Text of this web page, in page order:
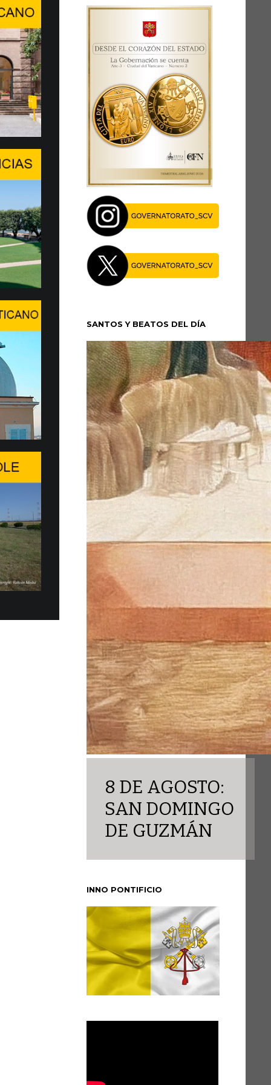
conversación de alto ni…
A LA PERSONA HUMANA EN
INTELIGENCIA ARTIFICIAL
Center Stage del Palexpo, el miércoles
de julio...
del Papa en el Foro de l…
UN MOMENTO DECISIVO
asegura la presencia de la Santa Sede y
diálogo, especialmente en este momento
de julio, el Papa León …
Apostólico de Castel Gandolfo para
en Ginebra el WSIS Forum
en Ginebra la edición 2026 del WSIS
cita multilateral de las Naciones Unidas
sociedad de la información, promovida...
de entrega de 20 Fiat Top…
MÁS SOSTENIBLE
eléctricos Fiat Topolino fueron
en la mañana del martes 30 de
del Estado...
SANTOS Y BEATOS DEL DÍA
8 DE AGOSTO:
SAN DOMINGO
DE GUZMÁN
INNO PONTIFICIO